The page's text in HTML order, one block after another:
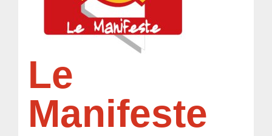
Le
Manifeste